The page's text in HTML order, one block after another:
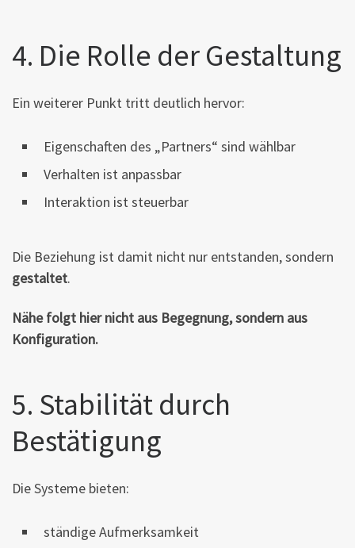
4. Die Rolle der Gestaltung
Ein weiterer Punkt tritt deutlich hervor:
Eigenschaften des „Partners“ sind wählbar
Verhalten ist anpassbar
Interaktion ist steuerbar
Die Beziehung ist damit nicht nur entstanden, sondern
gestaltet.
Nähe folgt hier nicht aus Begegnung, sondern aus
Konfiguration.
5. Stabilität durch
Bestätigung
Die Systeme bieten:
ständige Aufmerksamkeit